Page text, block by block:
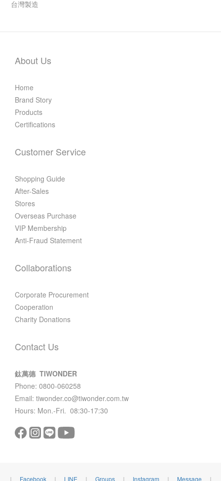
台灣製造
About Us
Home
Brand Story
Products
Certifications
Customer Service
Shopping Guide
After-Sales
Stores
Overseas Purchase
VIP Membership
Anti-Fraud Statement
Collaborations
Corporate Procurement
Cooperation
Charity Donations
Contact Us
鈦萬德 TIWONDER
Phone: 0800-060258
Email: tiwonder.co@tiwonder.com.tw
Hours: Mon.-Fri. 08:30-17:30
｜ Facebook｜ LINE｜ Groups｜ Instagram ｜ Message ｜